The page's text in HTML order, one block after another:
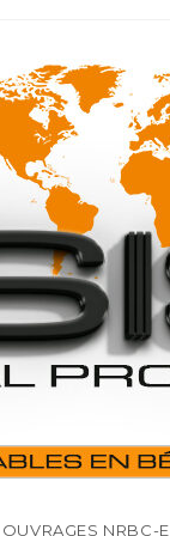
OUVRAGES NRBC-E